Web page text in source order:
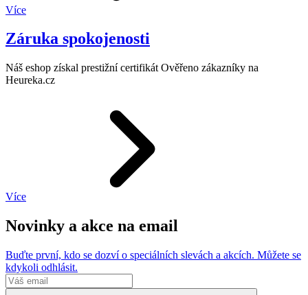
Více
Záruka spokojenosti
Náš eshop získal prestižní certifikát Ověřeno zákazníky na
Heureka.cz
Více
Novinky a akce na email
Buďte první, kdo se dozví o speciálních slevách a akcích. Můžete se
kdykoli odhlásit.